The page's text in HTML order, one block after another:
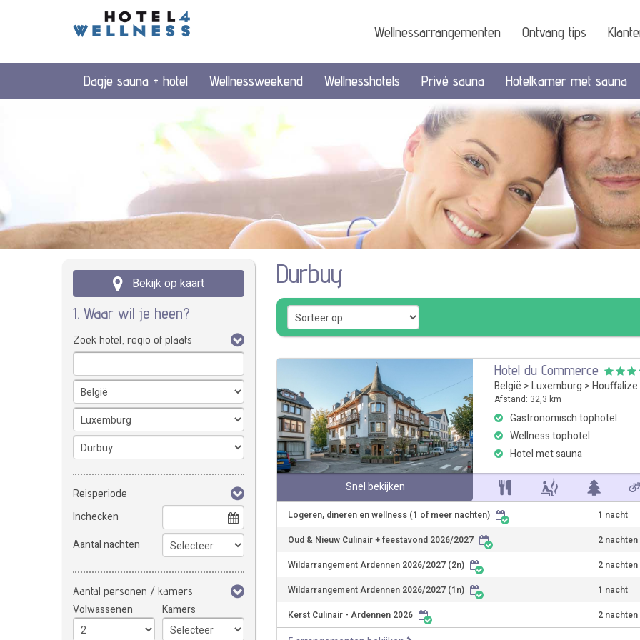
Wellnessarrangementen Ontvang tips
Dagje sauna + hotel Wellnessweekend Wellnesshotels Privé sauna Hotelkamer met sauna
Bekijk op kaart
1. Waar wil je heen?
Zoek hotel, regio of plaats
Reisperiode
Inchecken
Aantal nachten
Aantal personen / kamers
Volwassenen Kamers
Durbuy
Hotel du Commerce
België > Luxemburg > Houffalize
Afstand: 32,3 km
Gastronomisch tophotel
Wellness tophotel
Hotel met sauna
Snel bekijken
Logeren, dineren en wellness (1 of meer nachten)
1 nacht
Oud & Nieuw Culinair + feestavond 2026/2027
2 nachten
Wildarrangement Ardennen 2026/2027 (2n)
2 nachten
Wildarrangement Ardennen 2026/2027 (1n)
1 nacht
Kerst Culinair - Ardennen 2026
2 nachten